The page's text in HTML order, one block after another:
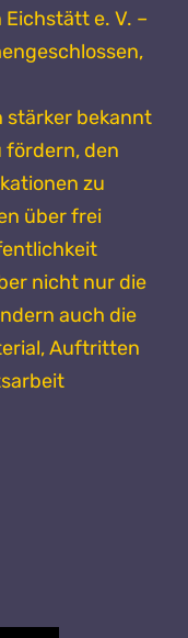
e. V. –
stärker bekannt
fördern, den
zu
über frei
nicht nur die
auch die
Auftritten